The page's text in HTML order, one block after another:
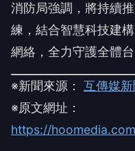
消防局強調，將持續
練，結合智慧科技建
網絡，全力守護全體
※新聞來源： 互傳媒
※原文網址：
https://